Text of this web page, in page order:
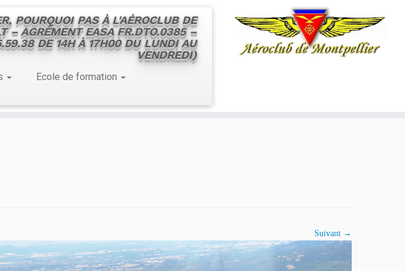
POURQUOI PAS À L'AÉROCLUB DE
– AGRÉMENT EASA FR.DTO.0385 –
DE 14H À 17H00 DU LUNDI AU
VENDREDI)
Ecole de formation
Suivant →